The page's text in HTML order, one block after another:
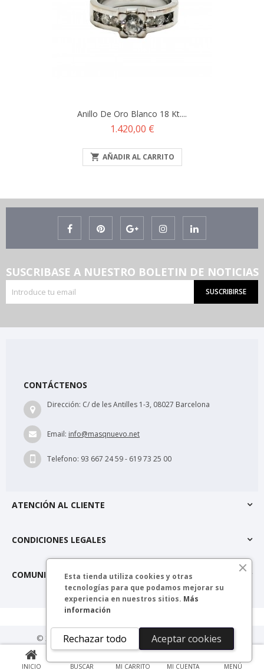
INICIO BUSCAR
0
MI CARRITO MI CUENTA MENÚ
Anillo De Oro Blanco 18 Kt....
Precio
1.420,00 €
 AÑADIR AL CARRITO
SUSCRIBASE A NUESTRO BOLETIN DE NOTICIAS
SUSCRIBIRSE
CONTÁCTENOS
Dirección: C/ de les Antilles 1-3, 08027 Barcelona
Email: info@masqnuevo.net
Telefono: 93 667 24 59 - 619 73 25 00
ATENCIÓN AL CLIENTE
CONDICIONES LEGALES
COMUNIDAD MÁSQNUEVO
© 2025 másQnuevo. Todos los derechos reservados.
Esta tienda utiliza cookies y otras
tecnologías para que podamos mejorar su
experiencia en nuestros sitios. Más
información
Aceptar cookies
Rechazar todo